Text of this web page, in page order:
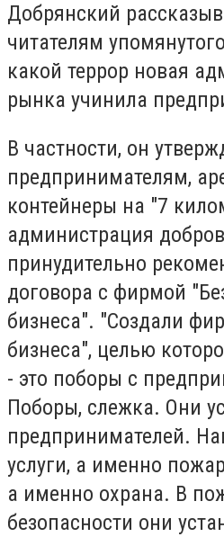
Добрянский
читателям
какой террор новая
рынка учинила
В частности, он
предпринимателям,
контейнеры на "7
администрация
принудительно
договора с фирмой
бизнеса". "Создали
бизнеса", целью
- это поборы с
Поборы, слежка. Они
предпринимателей.
услуги, а именно
а именно охрана. В
безопасности они